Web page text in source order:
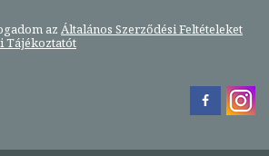
az Általános Szerződési Feltételeket
Tájékoztatót